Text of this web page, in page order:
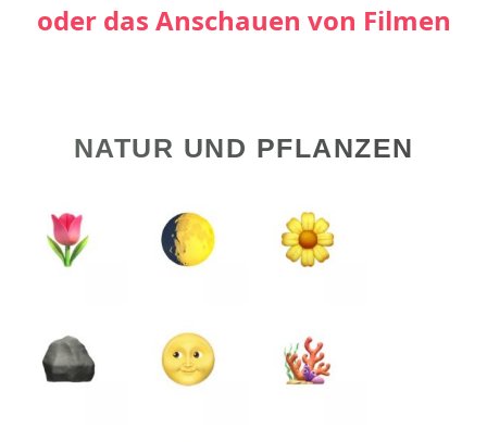
oder das Anschauen von Filmen
NATUR UND PFLANZEN